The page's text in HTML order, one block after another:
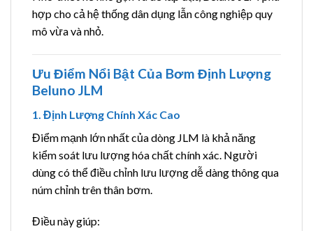
hợp cho cả hệ thống dân dụng lẫn công nghiệp quy
mô vừa và nhỏ.
Ưu Điểm Nổi Bật Của Bơm Định Lượng
Beluno JLM
1. Định Lượng Chính Xác Cao
Điểm mạnh lớn nhất của dòng JLM là khả năng
kiểm soát lưu lượng hóa chất chính xác. Người
dùng có thể điều chỉnh lưu lượng dễ dàng thông qua
núm chỉnh trên thân bơm.
Điều này giúp: